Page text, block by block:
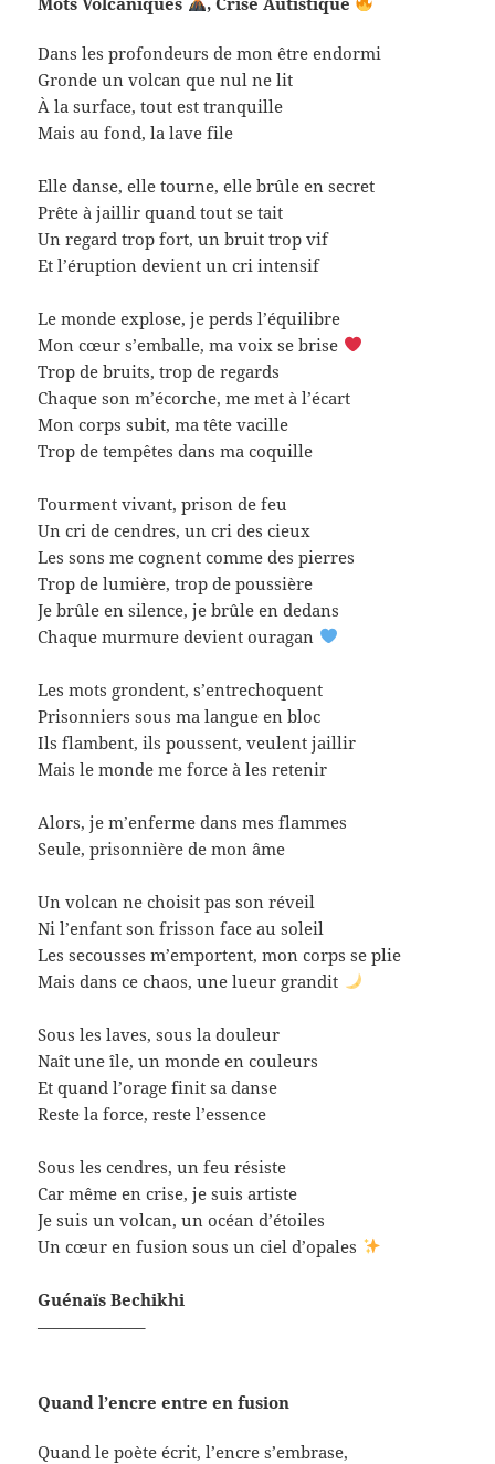
Dans les profondeurs de mon être endormi
Gronde un volcan que nul ne lit
À la surface, tout est tranquille
Mais au fond, la lave file
Elle danse, elle tourne, elle brûle en secret
Prête à jaillir quand tout se tait
Un regard trop fort, un bruit trop vif
Et l’éruption devient un cri intensif
Le monde explose, je perds l’équilibre
Mon cœur s’emballe, ma voix se brise
Trop de bruits, trop de regards
Chaque son m’écorche, me met à l’écart
Mon corps subit, ma tête vacille
Trop de tempêtes dans ma coquille
Tourment vivant, prison de feu
Un cri de cendres, un cri des cieux
Les sons me cognent comme des pierres
Trop de lumière, trop de poussière
Je brûle en silence, je brûle en dedans
Chaque murmure devient ouragan
Les mots grondent, s’entrechoquent
Prisonniers sous ma langue en bloc
Ils flambent, ils poussent, veulent jaillir
Mais le monde me force à les retenir
Alors, je m’enferme dans mes flammes
Seule, prisonnière de mon âme
Un volcan ne choisit pas son réveil
Ni l’enfant son frisson face au soleil
Les secousses m’emportent, mon corps se plie
Mais dans ce chaos, une lueur grandit
Sous les laves, sous la douleur
Naît une île, un monde en couleurs
Et quand l’orage finit sa danse
Reste la force, reste l’essence
Sous les cendres, un feu résiste
Car même en crise, je suis artiste
Je suis un volcan, un océan d’étoiles
Un cœur en fusion sous un ciel d’opales
Guénaïs Bechikhi
——————–
Quand l’encre entre en fusion
Quand le poète écrit, l’encre s’embrase,